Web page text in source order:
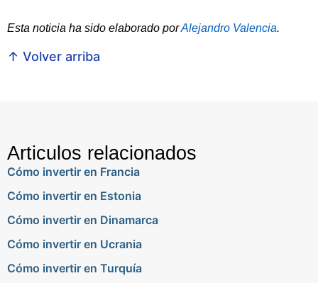
Esta noticia ha sido elaborado porAlejandro Valencia.
↑ Volver arriba
Articulos relacionados
Cómo invertir en Francia
Cómo invertir en Estonia
Cómo invertir en Dinamarca
Cómo invertir en Ucrania
Cómo invertir en Turquía